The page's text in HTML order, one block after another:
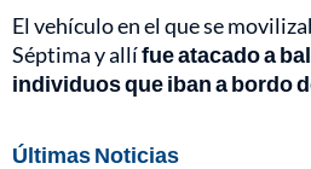
El vehículo en el que se
Séptima y allífue atacado a
individuos que iban a bordo
Últimas Noticias